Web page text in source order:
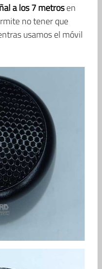
a los 7 metrosen
no tener que
usamos el móvil